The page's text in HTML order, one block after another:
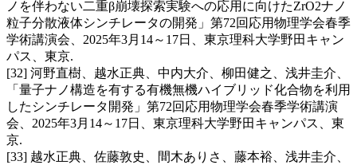
ノを伴わない二重β崩壊探索実験への応用に向けたZrO2ナノ
粒子分散液体シンチレータの開発」第72回応用物理学会春季
学術講演会、2025年3月14～17日、東京理科大学野田キャン
パス、東京.
[32] 河野直樹、越水正典、中内大介、柳田健之、浅井圭介、
「量子ナノ構造を有する有機無機ハイブリッド化合物を利用
したシンチレータ開発」第72回応用物理学会春季学術講演
会、2025年3月14～17日、東京理科大学野田キャンパス、東
京.
[33] 越水正典、佐藤敦史、間木ありさ、藤本裕、浅井圭介、